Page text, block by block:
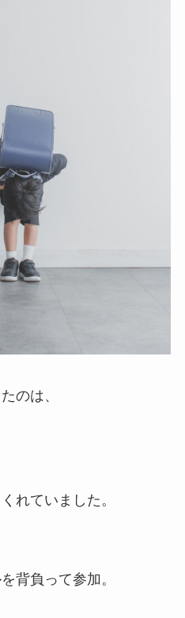
のは、
れていました。
背負って参加。